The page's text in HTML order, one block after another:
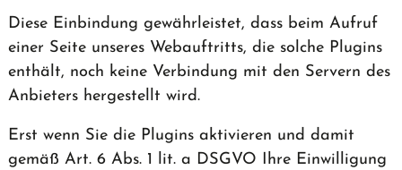
Diese Einbindung gewährleistet, dass beim Aufruf
einer Seite unseres Webauftritts, die solche Plugins
enthält, noch keine Verbindung mit den Servern des
Anbieters hergestellt wird.
Erst wenn Sie die Plugins aktivieren und damit
gemäß Art. 6 Abs. 1 lit. a DSGVO Ihre Einwilligung